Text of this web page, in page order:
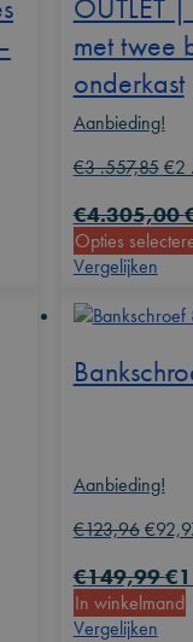
OUTLET
met twee
onderkast
Aanbieding!
€3 .557,85
€3
€2
€4.305,00
Opties
Vergelijken
Aanbieding!
€123,96
was:
€
€149,99€
In winkelmand
Vergelijken